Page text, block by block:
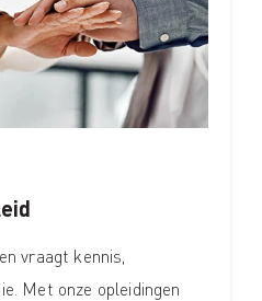
vraagt kennis,
Met onze opleidingen